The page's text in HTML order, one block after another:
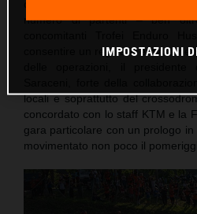
numero di partenti – ben
consentire un regolare e
locali e soprattutto del
concordato con lo staff KTM e la
gara particolare con un prologo
movimentato non poco il
IMPOSTAZIONI